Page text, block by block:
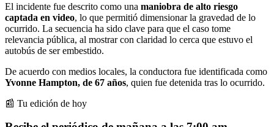
El incidente fue descrito como una maniobra de alto riesgo
captada en video, lo que permitió dimensionar la gravedad de lo
ocurrido. La secuencia ha sido clave para que el caso tome
relevancia pública, al mostrar con claridad lo cerca que estuvo el
autobús de ser embestido.
De acuerdo con medios locales, la conductora fue identificada como
Yvonne Hampton, de 67 años, quien fue detenida tras lo ocurrido.
📰 Tu edición de hoy